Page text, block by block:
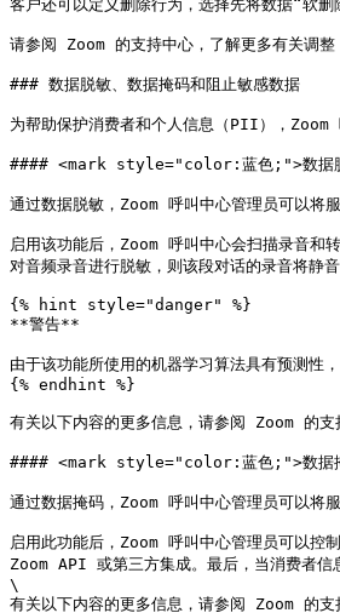
客户还可以定义删除行为，选择先将数据“软
请参阅 Zoom 的支持中心，了解更多有
### 数据脱敏、数据掩码和阻止敏感数据
为帮助保护消费者和个人信息（PII），Zoom
#### <mark style="color:蓝色;">数据
通过数据脱敏，Zoom 呼叫中心管理员可以将
启用该功能后，Zoom 呼叫中心会扫描录音
对音频录音进行脱敏，则该段对话的录音将静音
{% hint style="danger" %}
**警告**
由于该功能所使用的机器学习算法具有预测性
{% endhint %}
有关以下内容的更多信息，请参阅
#### <mark style="color:蓝色;">数据
通过数据掩码，Zoom 呼叫中心管理员可以
启用此功能后，Zoom 呼叫中心管理员可以控
Zoom API 或第三方集成。最后，当消费者信
\
有关以下内容的更多信息，请参阅